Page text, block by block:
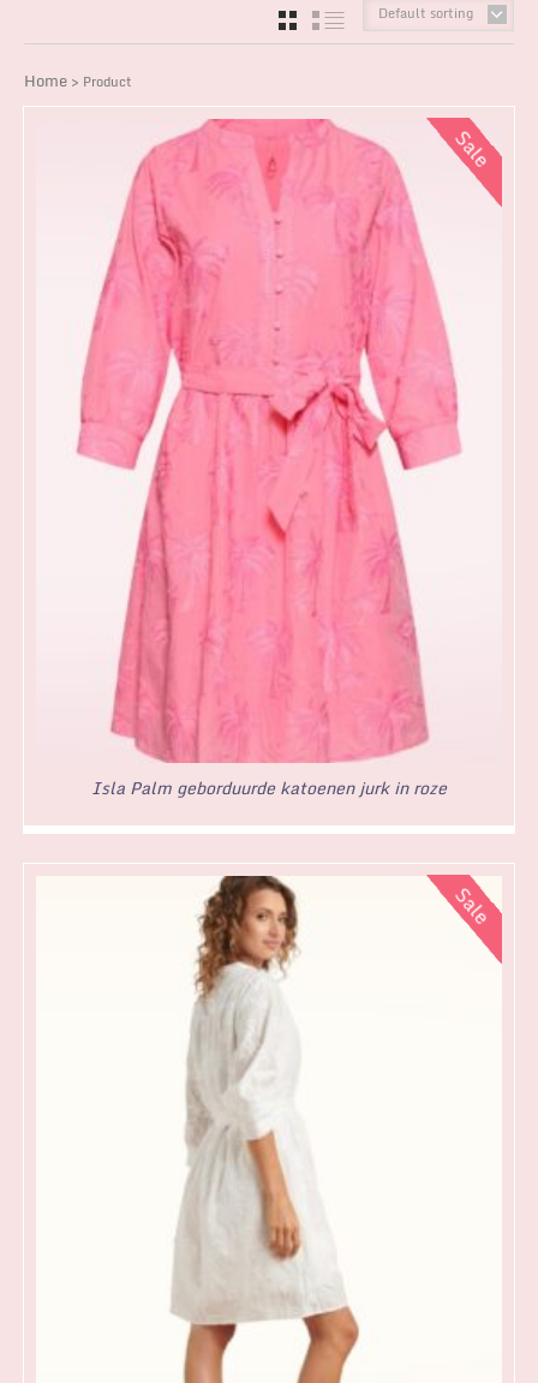
Default sorting
GRID LIST
Home > Product
Isla Palm geborduurde katoenen jurk in roze